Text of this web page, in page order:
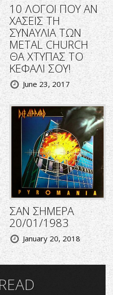
10 ΛΟΓΟΙ ΠΟΥ ΑΝ
ΧΑΣΕΙΣ ΤΗ
ΣΥΝΑΥΛΙΑ ΤΩΝ
METAL CHURCH
ΘΑ ΧΤΥΠΑΣ ΤΟ
ΚΕΦΑΛΙ ΣΟΥ!
June 23, 2017
ΣΑΝ ΣΗΜΕΡΑ
20/01/1983
January 20, 2018